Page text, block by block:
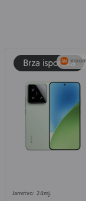
Jamstvo: 24mj.